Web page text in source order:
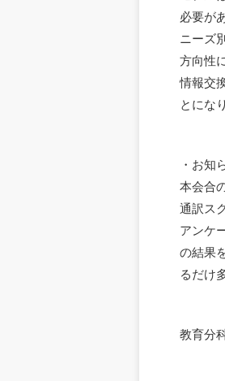
必要が
ニーズ
方向性
情報交
とにな
・お知
本会合
通訳ス
アンケ
の結果
るだけ
教育分